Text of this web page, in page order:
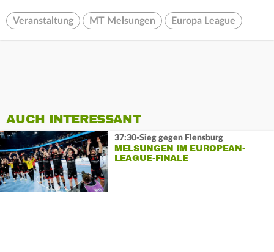
Veranstaltung MT Melsungen Europa League
AUCH INTERESSANT
37:30-Sieg gegen Flensburg
MELSUNGEN IM EUROPEAN-
LEAGUE-FINALE